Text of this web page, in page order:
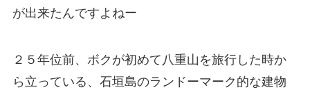
が出来たんですよねー
２５年位前、ボクが初めて八重山を旅行した時か
ら立っている、石垣島のランドーマーク的な建物